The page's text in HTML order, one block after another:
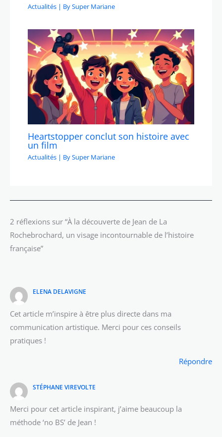
Actualités | BySuper Mariane
Heartstopper conclut son histoire avec
un film
Actualités | BySuper Mariane
2 réflexions sur “À la découverte de Jean de La
Rochebrochard, un visage incontournable de l’histoire
française”
ELENA DELAVIGNE
Cet article m’inspire à être plus directe dans ma
communication artistique. Merci pour ces conseils
pratiques !
Répondre
STÉPHANE VIREVOLTE
Merci pour cet article inspirant, j’aime beaucoup la
méthode ‘no BS’ de Jean !